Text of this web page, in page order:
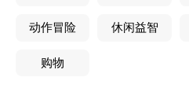
动作冒险 休闲益智
购物